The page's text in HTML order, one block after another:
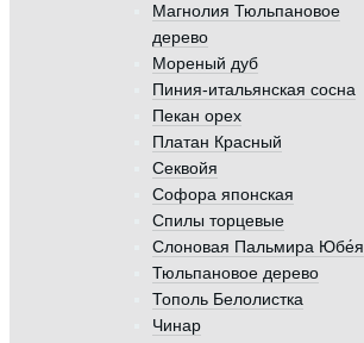
Магнолия Тюльпановое
дерево
Мореный дуб
Пиния-итальянская сосна
Пекан орех
Платан Красный
Секвойя
Софора японская
Спилы торцевые
Слоновая Пальмира Юбе́я
Тюльпановое дерево
Тополь Белолистка
Чинар